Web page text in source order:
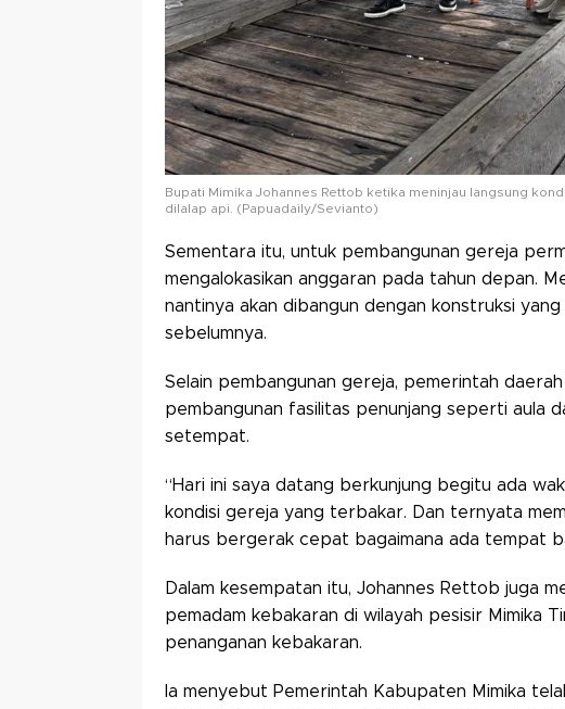
Bupati Mimika Johannes Rettob ketika meninjau langsung
dilalap api. (Papuadaily/Sevianto)
Sementara itu, untuk pembangunan gereja
mengalokasikan anggaran pada tahun depan.
nantinya akan dibangun dengan konstruksi
sebelumnya.
Selain pembangunan gereja, pemerintah
pembangunan fasilitas penunjang seperti aula
setempat.
“Hari ini saya datang berkunjung begitu ada
kondisi gereja yang terbakar. Dan ternyata
harus bergerak cepat bagaimana ada tempat
Dalam kesempatan itu, Johannes Rettob juga
pemadam kebakaran di wilayah pesisir Mimika
penanganan kebakaran.
Ia menyebut Pemerintah Kabupaten Mimika